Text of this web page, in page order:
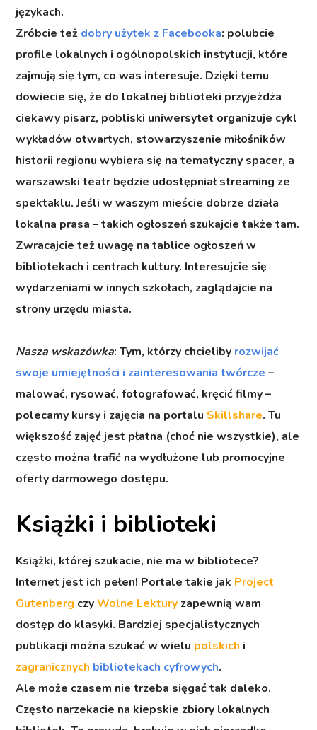
językach.
Zróbcie też dobry użytek z Facebooka: polubcie
profile lokalnych i ogólnopolskich instytucji, które
zajmują się tym, co was interesuje. Dzięki temu
dowiecie się, że do lokalnej biblioteki przyjeżdża
ciekawy pisarz, pobliski uniwersytet organizuje cykl
wykładów otwartych, stowarzyszenie miłośników
historii regionu wybiera się na tematyczny spacer, a
warszawski teatr będzie udostępniał streaming ze
spektaklu. Jeśli w waszym mieście dobrze działa
lokalna prasa – takich ogłoszeń szukajcie także tam.
Zwracajcie też uwagę na tablice ogłoszeń w
bibliotekach i centrach kultury. Interesujcie się
wydarzeniami w innych szkołach, zaglądajcie na
strony urzędu miasta.
Nasza wskazówka: Tym, którzy chcieliby rozwijać
swoje umiejętności i zainteresowania twórcze –
malować, rysować, fotografować, kręcić filmy –
polecamy kursy i zajęcia na portalu Skillshare. Tu
większość zajęć jest płatna (choć nie wszystkie), ale
często można trafić na wydłużone lub promocyjne
oferty darmowego dostępu.
Książki i biblioteki
Książki, której szukacie, nie ma w bibliotece?
Internet jest ich pełen! Portale takie jak Project
Gutenberg czyWolne Lektury zapewnią wam
dostęp do klasyki. Bardziej specjalistycznych
publikacji można szukać w wielu polskich i
zagranicznych bibliotekach cyfrowych.
Ale może czasem nie trzeba sięgać tak daleko.
Często narzekacie na kiepskie zbiory lokalnych